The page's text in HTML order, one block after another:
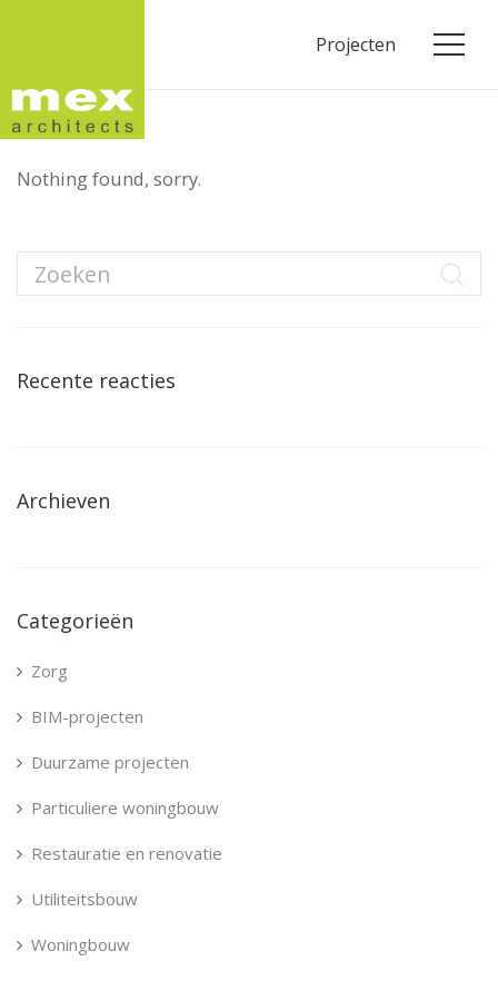
Projecten
Nothing found, sorry.
Recente reacties
Archieven
Categorieën
Zorg
BIM-projecten
Duurzame projecten
Particuliere woningbouw
Restauratie en renovatie
Utiliteitsbouw
Woningbouw